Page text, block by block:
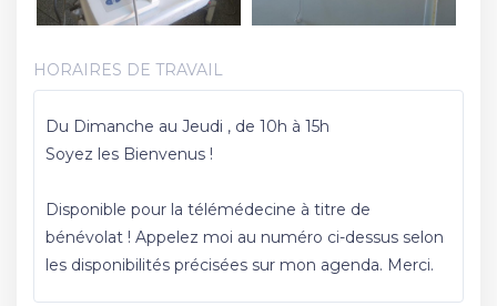
HORAIRES DE TRAVAIL
Du Dimanche au Jeudi , de 10h à 15h
Soyez les Bienvenus !
Disponible pour la télémédecine à titre de
bénévolat ! Appelez moi au numéro ci-dessus selon
les disponibilités précisées sur mon agenda. Merci.